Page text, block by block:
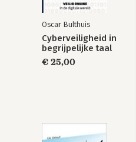
aanpakken in één project
in één portfolio
Oscar Bulthuis
Cyberveiligheid in
begrijpelijke taal
€ 25,00